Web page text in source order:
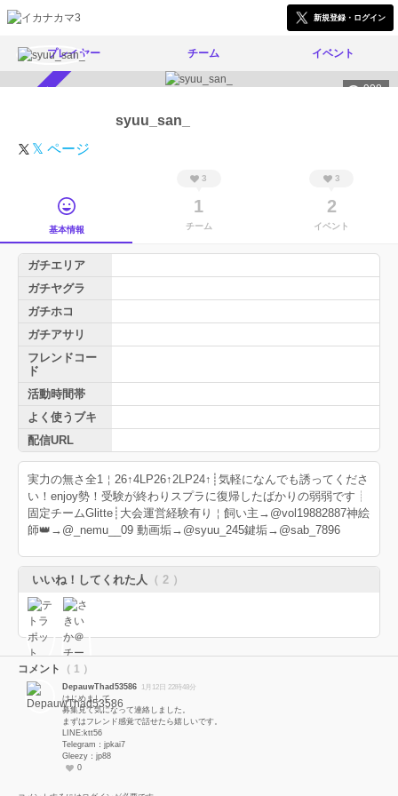
新規登録・ログイン
プレイヤー チーム イベント
908
syuu_san_
𝕏 ページ
基本情報
3
1
チーム
3
2
イベント
ガチエリア
ガチヤグラ
ガチホコ
ガチアサリ
フレンドコー
ド
活動時間帯
よく使うブキ
配信URL
実力の無さ全1￤26↑4LP26↑2LP24↑┊︎気軽になんでも誘ってくださ
い！enjoy勢！受験が終わりスプラに復帰したばかりの弱弱です┊︎
固定チームGlitte┊︎大会運営経験有り￤飼い主→@vol19882887神絵
師👑→@_nemu__09 動画垢→@syuu_245鍵垢→@sab_7896
いいね！してくれた人 （ 2 ）
コメント （ 1 ）
DepauwThad53586 1月12日 22時48分
はじめまして。
募集見て気になって連絡しました。
まずはフレンド感覚で話せたら嬉しいです。
LINE:ktt56
Telegram：jpkai7
Gleezy：jp88
0